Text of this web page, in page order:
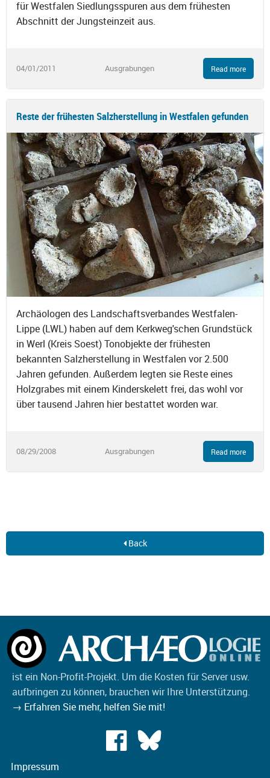
für Westfalen Siedlungsspuren aus dem frühesten
Abschnitt der Jungsteinzeit aus.
04/01/2011 Ausgrabungen Read more
Reste der frühesten Salzherstellung in Westfalen gefunden
Archäologen des Landschaftsverbandes Westfalen-
Lippe (LWL) haben auf dem Kerkweg'schen Grundstück
in Werl (Kreis Soest) Tonobjekte der frühesten
bekannten Salzherstellung in Westfalen vor 2.500
Jahren gefunden. Außerdem legten sie Reste eines
Holzgrabes mit einem Kinderskelett frei, das wohl vor
über tausend Jahren hier bestattet worden war.
08/29/2008 Ausgrabungen Read more
Back
ist ein Non-Profit-Projekt. Um die Kosten für Server usw.
aufbringen zu können, brauchen wir Ihre Unterstützung.
→ Erfahren Sie mehr, helfen Sie mit!
Impressum